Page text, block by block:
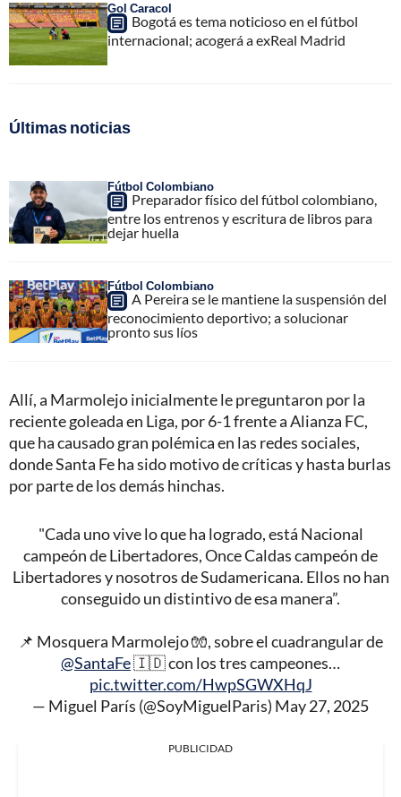
Gol Caracol
Bogotá es tema noticioso en el fútbol
internacional; acogerá a exReal Madrid
Últimas noticias
Fútbol Colombiano
Preparador físico del fútbol colombiano,
entre los entrenos y escritura de libros para
dejar huella
Fútbol Colombiano
A Pereira se le mantiene la suspensión del
reconocimiento deportivo; a solucionar
pronto sus líos
Allí, a Marmolejo inicialmente le preguntaron por la
reciente goleada en Liga, por 6-1 frente a Alianza FC,
que ha causado gran polémica en las redes sociales,
donde Santa Fe ha sido motivo de críticas y hasta burlas
por parte de los demás hinchas.
"Cada uno vive lo que ha logrado, está Nacional
campeón de Libertadores, Once Caldas campeón de
Libertadores y nosotros de Sudamericana. Ellos no han
conseguido un distintivo de esa manera”.
📌 Mosquera Marmolejo 🧤, sobre el cuadrangular de
@SantaFe🇮🇩 con los tres campeones…
pic.twitter.com/HwpSGWXHqJ
— Miguel París (@SoyMiguelParis) May 27, 2025
PUBLICIDAD